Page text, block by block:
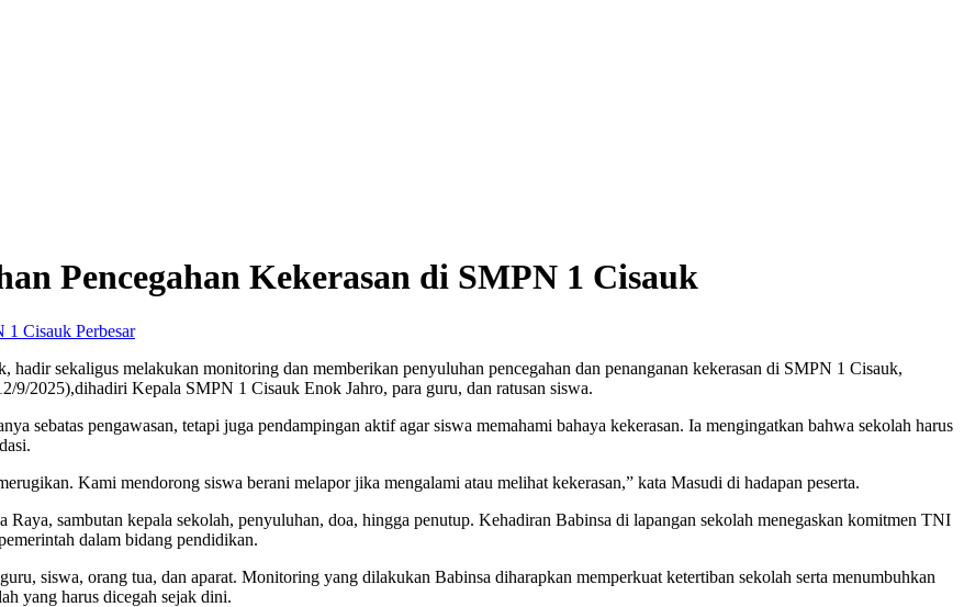
Pencegahan Kekerasan di SMPN 1 Cisauk
Perbesar
sekaligus melakukan monitoring dan memberikan penyuluhan pencegahan dan penanganan kekerasan di SMPN 1 Cisauk,
9/2025),dihadiri Kepala SMPN 1 Cisauk Enok Jahro, para guru, dan ratusan siswa.
sebatas pengawasan, tetapi juga pendampingan aktif agar siswa memahami bahaya kekerasan. Ia mengingatkan bahwa sekolah harus
Kami mendorong siswa berani melapor jika mengalami atau melihat kekerasan,” kata Masudi di hadapan peserta.
sambutan kepala sekolah, penyuluhan, doa, hingga penutup. Kehadiran Babinsa di lapangan sekolah menegaskan komitmen TNI
dalam bidang pendidikan.
siswa, orang tua, dan aparat. Monitoring yang dilakukan Babinsa diharapkan memperkuat ketertiban sekolah serta menumbuhkan
yang harus dicegah sejak dini.